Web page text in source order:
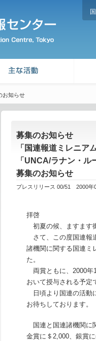
お知らせ
募集のお知らせ
「国連報道ミレニア
「UNCA/ラナン・ル
募集のお知らせ
プレスリリース 00/51 2000年
拝啓
初夏の候、ますます
さて、この度国連報
諸機関に関する国連ミ
た。
両賞ともに、2000年
おいて授与される予定
日頃より国連の活動
お待ちしております。
国連と国連諸機関に
金賞に＄2,000、銀賞